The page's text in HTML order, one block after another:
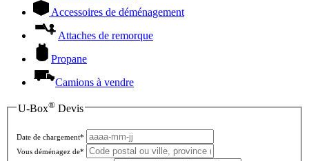
Accessoires de déménagement
Attaches de remorque
Propane
Camions à vendre
U-Box® Devis
Date de chargement*
Vous déménagez de*